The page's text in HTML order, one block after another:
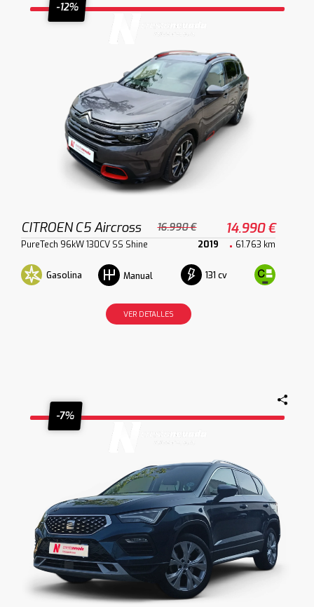
-12%
CITROEN C5 Aircross 16.990 € 14.990 €
PureTech 96kW 130CV SS Shine 2019 61.763 km
Gasolina Manual 131 cv
VER DETALLES
-7%